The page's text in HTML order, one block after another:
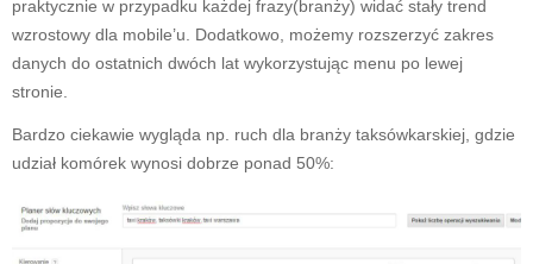
praktycznie w przypadku każdej frazy(branży) widać stały trend
wzrostowy dla mobile’u. Dodatkowo, możemy rozszerzyć zakres
danych do ostatnich dwóch lat wykorzystując menu po lewej
stronie.
Bardzo ciekawie wygląda np. ruch dla branży taksówkarskiej, gdzie
udział komórek wynosi dobrze ponad 50%: